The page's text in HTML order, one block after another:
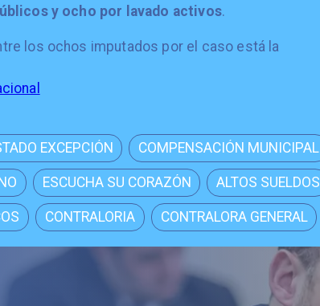
y ocho por lavado activos.
los ochos imputados por el caso está la
EXCEPCIÓN COMPENSACIÓN MUNICIPAL
ESCUCHA SU CORAZÓN ALTOS SUELDOS
CONTRALORIA CONTRALORA GENERAL